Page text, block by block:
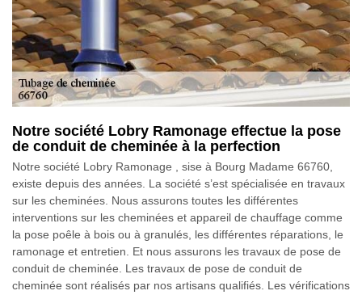
Notre société Lobry Ramonage effectue la pose
de conduit de cheminée à la perfection
Notre société Lobry Ramonage , sise à Bourg Madame 66760,
existe depuis des années. La société s’est spécialisée en travaux
sur les cheminées. Nous assurons toutes les différentes
interventions sur les cheminées et appareil de chauffage comme
la pose poêle à bois ou à granulés, les différentes réparations, le
ramonage et entretien. Et nous assurons les travaux de pose de
conduit de cheminée. Les travaux de pose de conduit de
cheminée sont réalisés par nos artisans qualifiés. Les vérifications